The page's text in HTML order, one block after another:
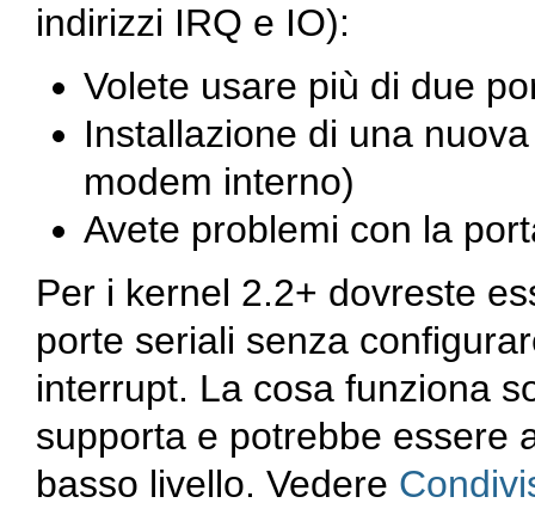
indirizzi IRQ e IO):
Volete usare più di due
Installazione di una
modem interno)
Avete problemi con la
Per i kernel 2.2+ dovreste
porte seriali senza
interrupt. La cosa funziona
supporta e potrebbe essere
basso livello. Vedere